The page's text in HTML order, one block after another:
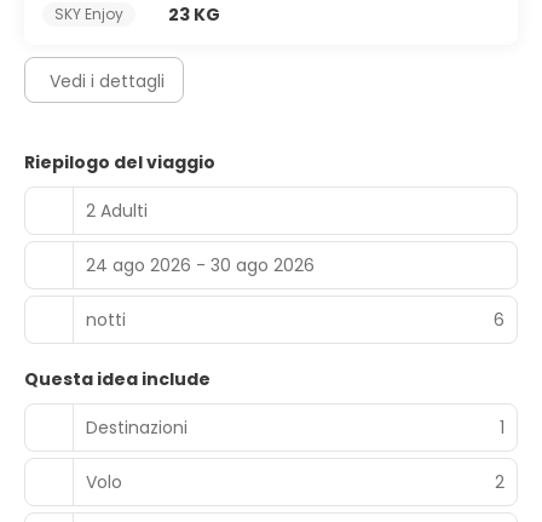
SKY Enjoy
23 KG
Vedi i dettagli
Riepilogo del viaggio
2 Adulti
24 ago 2026 - 30 ago 2026
notti 6
Questa idea include
Destinazioni
1
Volo 2